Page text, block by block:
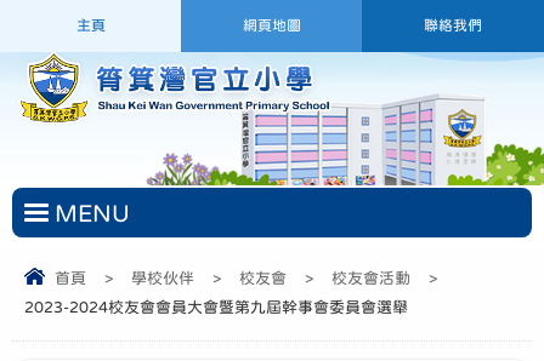
主頁 網頁地圖 聯絡我們
MENU
首頁 > 學校伙伴 > 校友會 > 校友會活動
>
2023-2024校友會會員大會暨第九屆幹事會委員會選舉